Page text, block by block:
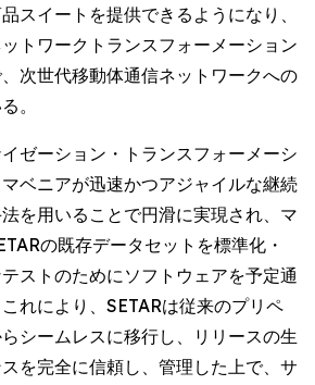
スイートを提供できるようになり、
トワークトランスフォーメーション
次世代移動体通信ネットワークへの
。
ゼーション・トランスフォーメーシ
ベニアが迅速かつアジャイルな継続
を用いることで円滑に実現され、マ
の既存データセットを標準化・
ストのためにソフトウェアを予定通
れにより、SETARは従来のプリペ
シームレスに移行し、リリースの生
を完全に信頼し、管理した上で、サ